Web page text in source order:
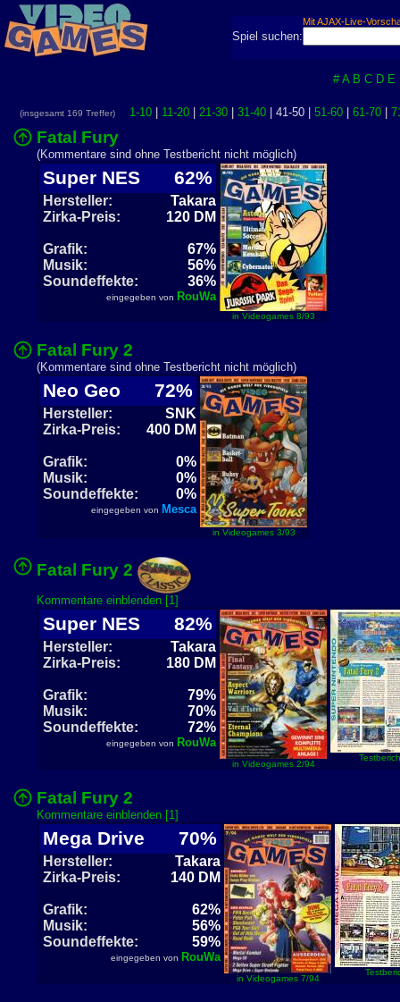
Mit AJAX-Live-
Spiel suchen:
# A B C D E
(insgesamt 169 Treffer) 1-10| 11-20| 21-30| 31-40| 41-50 | 51-60| 61-70|
Fatal Fury
(Kommentare sind ohne Testbericht nicht möglich)
Super NES 62%
Hersteller:
Takara
Zirka-Preis:
120 DM
Grafik:
67%
Musik:
56%
Soundeffekte:
36%
eingegeben von RouWa
in Videogames 8/93
Fatal Fury 2
(Kommentare sind ohne Testbericht nicht möglich)
Neo Geo 72%
Hersteller:
SNK
Zirka-Preis:
400 DM
Grafik:
0%
Musik:
0%
Soundeffekte:
0%
eingegeben von Mesca
in Videogames 3/93
Fatal Fury 2
Kommentare einblenden [1]
Super NES 82%
Hersteller:
Takara
Zirka-Preis:
180 DM
Grafik:
79%
Musik:
70%
Soundeffekte:
72%
eingegeben von RouWa
in Videogames 2/94
Fatal Fury 2
Kommentare einblenden [1]
Mega Drive 70%
Hersteller:
Takara
Zirka-Preis:
140 DM
Grafik:
62%
Musik:
56%
Soundeffekte:
59%
eingegeben von RouWa
in Videogames 7/94